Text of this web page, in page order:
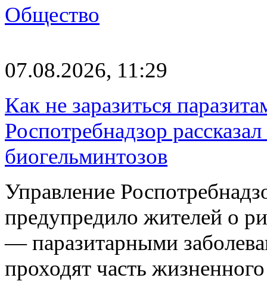
Общество
07.08.2026, 11:29
Как не заразиться
Роспотребнадзор
биогельминтозов
Управление
предупредило жителей о
— паразитарными
проходят часть